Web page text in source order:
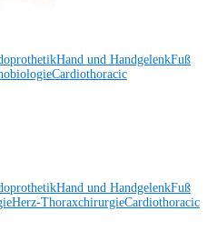
Hand und HandgelenkFuß
Cardiothoracic
Hand und HandgelenkFuß
Herz-ThoraxchirurgieCardiothoracic